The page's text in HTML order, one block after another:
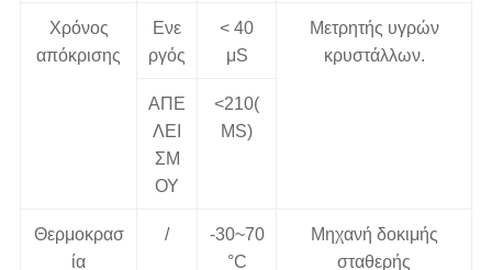
Χρόνος
απόκρισης
Ενε
ργός
< 40
μS
Μετρητής υγρών
κρυστάλλων.
ΑΠΕ
ΛΕΙ
ΣΜ
ΟΥ
<210(
MS)
Θερμοκρασ
ία
/
-30~70
°C
Μηχανή δοκιμής
σταθερής